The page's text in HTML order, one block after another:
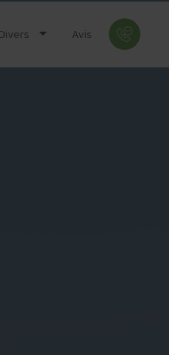
Divers Avis